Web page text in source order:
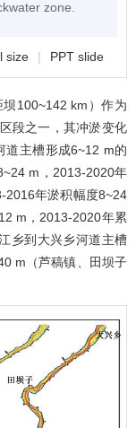
zone.
size | PPT slide
100~142 km）作为
段之一，其冲淤变化
道主槽形成6~12 m的
m，2013-2020年
2016年淤积幅度8~24
m，2013-2020年累
乡到大兴乡河道主槽
m（芦稿镇、田坝子